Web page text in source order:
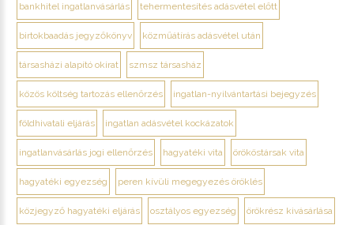
bankhitel ingatlanvásárlás tehermentesítés adásvétel előtt
birtokbaadás jegyzőkönyv közműátírás adásvétel után
társasházi alapító okirat szmsz társasház
közös költség tartozás ellenőrzés ingatlan-nyilvántartási bejegyzés
földhivatali eljárás ingatlan adásvétel kockázatok
ingatlanvásárlás jogi ellenőrzés hagyatéki vita örököstársak vita
hagyatéki egyezség peren kívüli megegyezés öröklés
közjegyző hagyatéki eljárás osztályos egyezség örökrész kivásárlása